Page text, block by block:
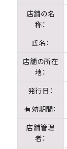
ACCOUNT MENU
ようこそ ゲスト 様
ログイン
新着商品
健康食品
店舗の名
称：
氏名：
店舗の所在
地：
発行日：
有効期間：
店舗管理
者：